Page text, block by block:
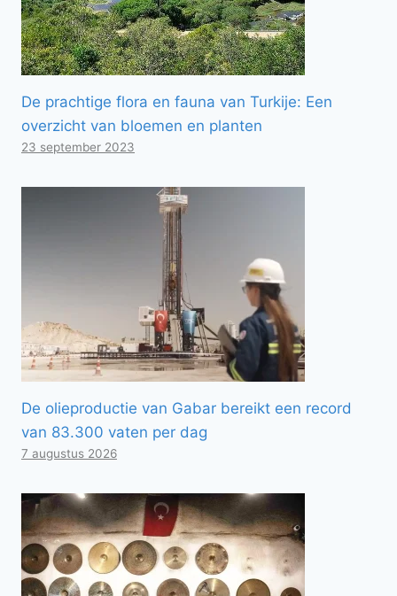
De prachtige flora en fauna van Turkije: Een
overzicht van bloemen en planten
23 september 2023
De olieproductie van Gabar bereikt een record
van 83.300 vaten per dag
7 augustus 2026